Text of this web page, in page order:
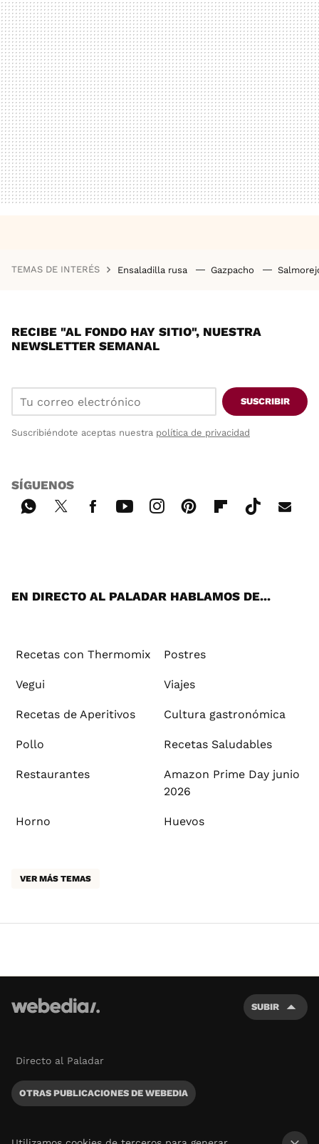
TEMAS DE INTERÉS Ensaladilla rusa Gazpacho
RECIBE "AL FONDO HAY SITIO", NUESTRA
NEWSLETTER SEMANAL
SUSCRIBIR
Suscribiéndote aceptas nuestra política de privacidad
SÍGUENOS
EN DIRECTO AL PALADAR HABLAMOS DE...
Recetas con Thermomix Postres
Vegui Viajes
Recetas de Aperitivos Cultura gastronómica
Pollo Recetas Saludables
Restaurantes
Amazon Prime Day junio
2026
Horno Huevos
VER MÁS TEMAS
SUBIR
Directo al Paladar
OTRAS PUBLICACIONES DE WEBEDIA